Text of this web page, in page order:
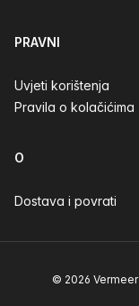
PRAVNI
Uvjeti korištenja
Pravila o kolačićima
O
Dostava i povrati
© 2026